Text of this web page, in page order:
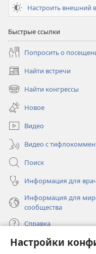
Настройки
Настроить внешний
Быстрые ссылки
Попросить о
Найти встречи
(открывается
в
новом
окне)
Найти конгрессы
(открывается
новом
окне)
Новое
Видео
Видео с
Поиск
Информация для
Информация для
сообщества
Справка
Пожертвования